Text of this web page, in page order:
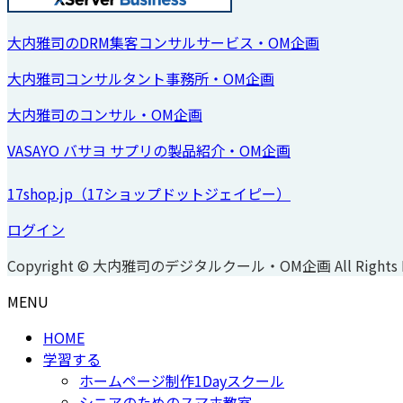
大内雅司のDRM集客コンサルサービス・OM企画
大内雅司コンサルタント事務所・OM企画
大内雅司のコンサル・OM企画
VASAYO バサヨ サプリの製品紹介・OM企画
17shop.jp（17ショップドットジェイピー）
ログイン
Copyright © 大内雅司のデジタルクール・OM企画 All Rights
MENU
HOME
学習する
ホームページ制作1Dayスクール